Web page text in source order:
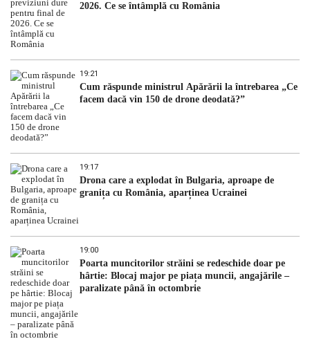
2026. Ce se întâmplă cu România
19:21
Cum răspunde ministrul Apărării la întrebarea „Ce
facem dacă vin 150 de drone deodată?”
19:17
Drona care a explodat în Bulgaria, aproape de
granița cu România, aparținea Ucrainei
19:00
Poarta muncitorilor străini se redeschide doar pe
hârtie: Blocaj major pe piața muncii, angajările –
paralizate până în octombrie